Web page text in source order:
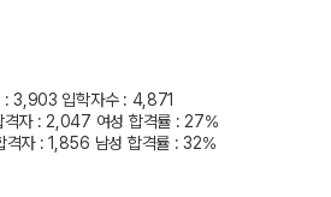
: 3,903 입학자수 : 4,871
격자 : 2,047 여성 합격률 : 27%
격자 : 1,856 남성 합격률 : 32%